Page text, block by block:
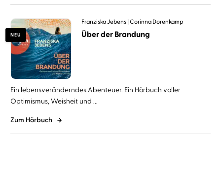
NEU
Franziska Jebens Corinna Dorenkamp
Über der Brandung
Ein lebensveränderndes Abenteuer. Ein Hörbuch voller
Optimismus, Weisheit und ...
Zum Hörbuch